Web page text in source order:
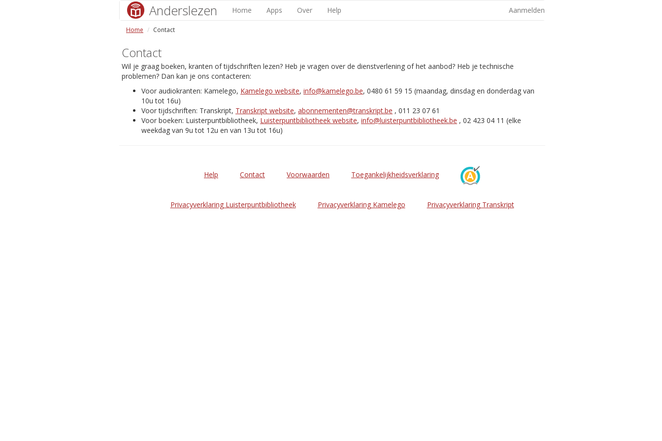
Anderslezen Home Apps Over Help Aanmelden
Home Contact
Contact
Wil je graag boeken, kranten of tijdschriften lezen? Heb je vragen over de dienstverlening of het aanbod? Heb je technische
problemen? Dan kan je ons contacteren:
Voor audiokranten: Kamelego, Kamelego website, info@kamelego.be, 0480 61 59 15 (maandag, dinsdag en donderdag van
10u tot 16u)
Voor tijdschriften: Transkript, Transkript website, abonnementen@transkript.be , 011 23 07 61
Voor boeken: Luisterpuntbibliotheek, Luisterpuntbibliotheek website, info@luisterpuntbibliotheek.be , 02 423 04 11 (elke
weekdag van 9u tot 12u en van 13u tot 16u)
Help Contact Voorwaarden Toegankelijkheidsverklaring
Privacyverklaring Luisterpuntbibliotheek Privacyverklaring Kamelego Privacyverklaring Transkript